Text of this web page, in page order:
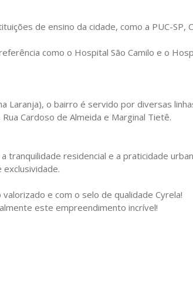
de ensino da cidade, como a PUC-SP,
como o Hospital São Camilo e o
Laranja), o bairro é servido por diversas
Cardoso de Almeida e Marginal Tietê.
residencial e a praticidade
e com o selo de qualidade Cyrela!
este empreendimento incrível!